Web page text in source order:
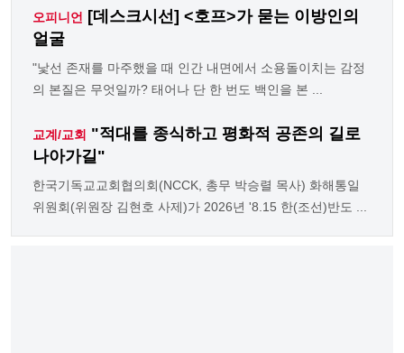
오피니언 [데스크시선] <호프>가 묻는 이방인의
얼굴
"낯선 존재를 마주했을 때 인간 내면에서 소용돌이치는 감정
의 본질은 무엇일까? 태어나 단 한 번도 백인을 본 ...
교계/교회 "적대를 종식하고 평화적 공존의 길로
나아가길"
한국기독교교회협의회(NCCK, 총무 박승렬 목사) 화해통일
위원회(위원장 김현호 사제)가 2026년 '8.15 한(조선)반도 ...